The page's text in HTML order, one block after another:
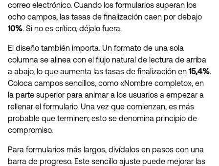
correo electrónico. Cuando los formularios superan los
ocho campos, las tasas de finalización caen por debajo
10%. Si no es crítico, déjalo fuera.
El diseño también importa. Un formato de una sola
columna se alinea con el flujo natural de lectura de arriba
a abajo, lo que aumenta las tasas de finalización en 15,4%.
Coloca campos sencillos, como «Nombre completo», en
la parte superior para animar a los usuarios a empezar a
rellenar el formulario. Una vez que comienzan, es más
probable que terminen; esto se denomina principio de
compromiso.
Para formularios más largos, divídalos en pasos con una
barra de progreso. Este sencillo ajuste puede mejorar las